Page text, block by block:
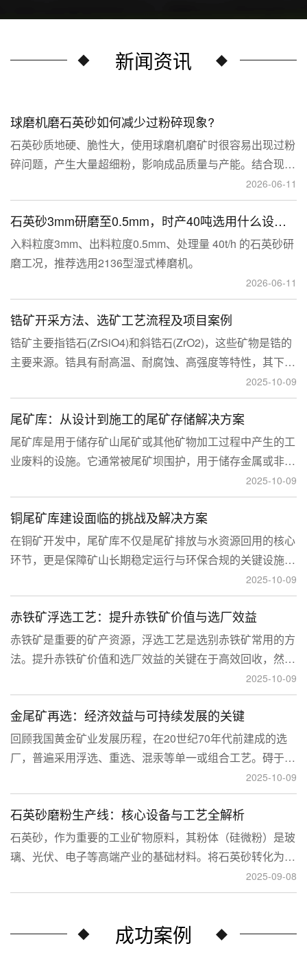
新闻资讯
球磨机磨石英砂如何减少过粉碎现象?
石英砂质地硬、脆性大，使用球磨机磨矿时很容易出现过粉
碎问题，产生大量超细粉，影响成品质量与产能。结合现场
生产经验，可通过工艺、研磨介质、运行参数、配套设备多
维度优化，改善该问题。
2026-06-11
石英砂3mm研磨至0.5mm，时产40吨选用什么设备？
入料粒度3mm、出料粒度0.5mm、处理量 40t/h 的石英砂研
磨工况，推荐选用2136型湿式棒磨机。
2026-06-11
锆矿开采方法、选矿工艺流程及项目案例
锆矿主要指锆石(ZrSiO4)和斜锆石(ZrO2)，这些矿物是锆的
主要来源。锆具有耐高温、耐腐蚀、高强度等特性，其下游
应用涉及核工业、陶瓷、耐火材料、铸造、电子和化工等多
个领域，尤其在高性能陶瓷和锆基合金中的需求不断增长。
2025-10-09
尾矿库：从设计到施工的尾矿存储解决方案
尾矿库是用于储存矿山尾矿或其他矿物加工过程中产生的工
业废料的设施。它通常被尾矿坝围护，用于储存金属或非金
属矿山的尾矿。尾矿库通常包括尾矿处理系统、排水系统和
回水系统。根据地形，尾矿库可分为山谷型、山坡型、平地
型和河流拦截型。
2025-10-09
铜尾矿库建设面临的挑战及解决方案
在铜矿开发中，尾矿库不仅是尾矿排放与水资源回用的核心
环节，更是保障矿山长期稳定运行与环保合规的关键设施。
然而，铜矿尾矿本身具有粒度细、水量大、化学活性强等特
性，使尾矿库在坝体稳定、防渗处理与排洪系统设计方面面
临更高技术挑战。
2025-10-09
赤铁矿浮选工艺：提升赤铁矿价值与选厂效益
赤铁矿是重要的矿产资源，浮选工艺是选别赤铁矿常用的方
法。提升赤铁矿价值和选厂效益的关键在于高效回收，然
而，赤铁矿往往存在嵌布粒度细、易泥化、存在高硅铝杂质
等特征。利用传统的浮选工艺进行处理会面临回收率低、精
矿品位不稳定、药剂成本高等问题。
2025-10-09
金尾矿再选：经济效益与可持续发展的关键
回顾我国黄金矿业发展历程，在20世纪70年代前建成的选
厂，普遍采用浮选、重选、混汞等单一或组合工艺。碍于当
时选矿工艺水平的限制，回收率普遍较低，大量细粒金、包
裹金或与特定矿物共生的金流失到尾矿中，造成了巨大的经
济损失。
2025-10-09
石英砂磨粉生产线：核心设备与工艺全解析
石英砂，作为重要的工业矿物原料，其粉体（硅微粉）是玻
璃、光伏、电子等高端产业的基础材料。将石英砂转化为高
附加值的粉体，离不开一套专业的石英砂磨粉成套设备。本
文将从设备、工艺到应用，为您全面解析这条生产线。
2025-09-08
成功案例